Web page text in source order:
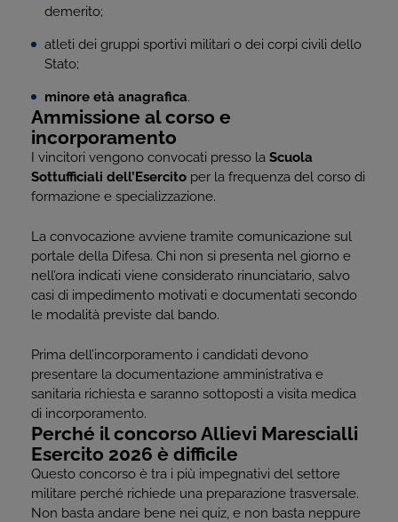
demerito;
atleti dei gruppi sportivi militari o dei corpi civili dello
Stato;
minore età anagrafica.
Ammissione al corso e
incorporamento
I vincitori vengono convocati presso la Scuola
Sottufficiali dell’Esercito per la frequenza del corso di
formazione e specializzazione.
La convocazione avviene tramite comunicazione sul
portale della Difesa. Chi non si presenta nel giorno e
nell’ora indicati viene considerato rinunciatario, salvo
casi di impedimento motivati e documentati secondo
le modalità previste dal bando.
Prima dell’incorporamento i candidati devono
presentare la documentazione amministrativa e
sanitaria richiesta e saranno sottoposti a visita medica
di incorporamento.
Perché il concorso Allievi Marescialli
Esercito 2026 è difficile
Questo concorso è tra i più impegnativi del settore
militare perché richiede una preparazione trasversale.
Non basta andare bene nei quiz, e non basta neppure